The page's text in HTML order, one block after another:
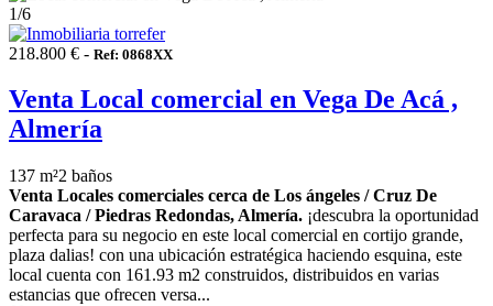
1/6
218.800 € - Ref: 0868XX
Venta Local comercial en Vega De Acá ,
Almería
137 m²2 baños
Venta Locales comerciales cerca de Los ángeles / Cruz De
Caravaca / Piedras Redondas, Almería. ¡descubra la oportunidad
perfecta para su negocio en este local comercial en cortijo grande,
plaza dalias! con una ubicación estratégica haciendo esquina, este
local cuenta con 161.93 m2 construidos, distribuidos en varias
estancias que ofrecen versa...